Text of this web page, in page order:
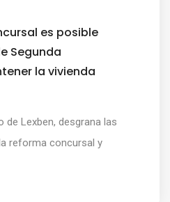
es posible
Segunda
la vivienda
de Lexben, desgrana las
reforma concursal y